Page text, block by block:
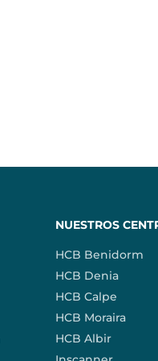
NUESTROS
HCB Benidorm
HCB Denia
HCB Calpe
HCB Moraira
HCB Albir